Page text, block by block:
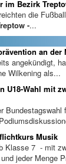
im Bezirk
die
-...
an der
angekündigt,
Wilkening als...
U18-Wahl mit
Musik
Klasse 7 - mit
jeder Menge